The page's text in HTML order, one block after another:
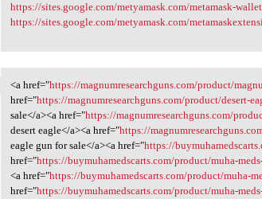
https://sites.google.com/metyamask.com/metamask-
https://sites.google.com/metyamask.com/
<a href="https:/
<a href="https://magnumresearchguns.com/product/
href="https://magnumresearchguns.com/product/desert-
sale</a><a href="https://magnumresearchguns.com/
desert eagle</a><a href="https://
eagle gun for sale</a><a href="https://
href="https://buymuhamedscarts.com/product/muha-
<a href="https://buymuhamedscarts.com/product/muha-
href="https://buymuhamedscarts.com/product/muha-